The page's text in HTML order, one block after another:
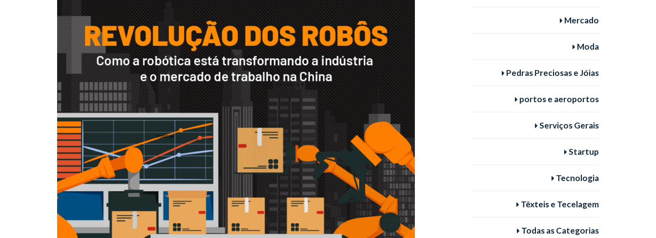
Mercado
Moda
Pedras Preciosas e Jóias
portos e aeroportos
Serviços Gerais
Startup
Tecnologia
Têxteis e Tecelagem
Todas as Categorias